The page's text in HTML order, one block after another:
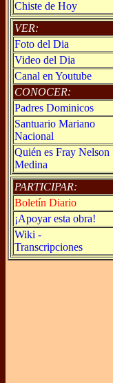
Chiste de Hoy
VER:
Foto del Dia
Video del Dia
Canal en Youtube
CONOCER:
Padres Dominicos
Santuario Mariano
Nacional
Quién es Fray Nelson
Medina
PARTICIPAR:
Boletín Diario
¡Apoyar esta obra!
Wiki -
Transcripciones